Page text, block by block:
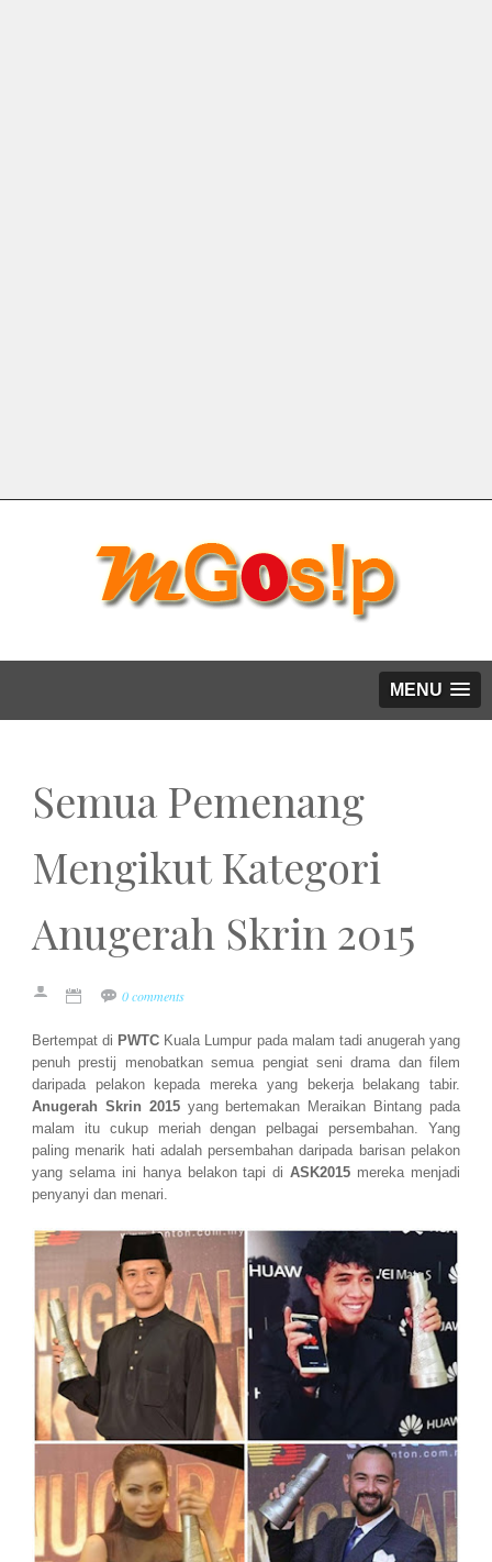
MENU
Semua Pemenang
Mengikut Kategori
Anugerah Skrin 2015
0 comments
Bertempat di PWTC Kuala Lumpur pada malam tadi anugerah yang
penuh prestij menobatkan semua pengiat seni drama dan filem
daripada pelakon kepada mereka yang bekerja belakang tabir.
Anugerah Skrin 2015yang bertemakan Meraikan Bintang pada
malam itu cukup meriah dengan pelbagai persembahan. Yang
paling menarik hati adalah persembahan daripada barisan pelakon
yang selama ini hanya belakon tapi diASK2015 mereka menjadi
penyanyi dan menari.